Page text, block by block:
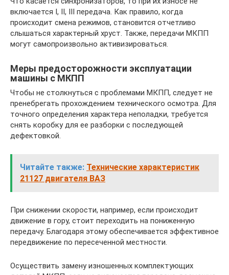
включается I, II, III передача. Как правило, когда
происходит смена режимов, становится отчетливо
слышаться характерный хруст. Также, передачи МКПП
могут самопроизвольно активизироваться.
Меры предосторожности эксплуатации
машины с МКПП
Чтобы не столкнуться с проблемами МКПП, следует не
пренебрегать прохождением технического осмотра. Для
точного определения характера неполадки, требуется
снять коробку для ее разборки с последующей
дефектовкой.
Читайте также: Технические характеристик
21127 двигателя ВАЗ
При снижении скорости, например, если происходит
движение в гору, стоит переходить на пониженную
передачу. Благодаря этому обеспечивается эффективное
передвижение по пересеченной местности.
Осуществить замену изношенных комплектующих